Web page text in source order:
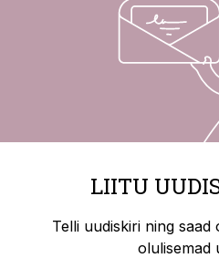
LIITU
Telli uudiskiri ning saad
olulisemad